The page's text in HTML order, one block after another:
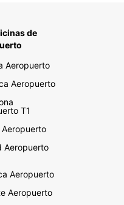
de
Aeropuerto
Aeropuerto
T1
Aeropuerto
Aeropuerto
Aeropuerto
Aeropuerto